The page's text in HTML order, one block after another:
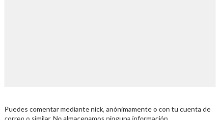
Puedes comentar mediante nick, anónimamente o con tu cuenta de
correo o similar. No almacenamos ninguna información.